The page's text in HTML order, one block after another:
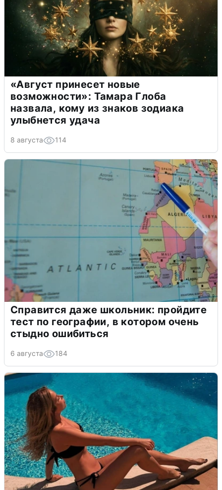
«Август принесет новые
возможности»: Тамара Глоба
назвала, кому из знаков зодиака
улыбнется удача
8 августа 114
Справится даже школьник: пройдите
тест по географии, в котором очень
стыдно ошибиться
6 августа 184